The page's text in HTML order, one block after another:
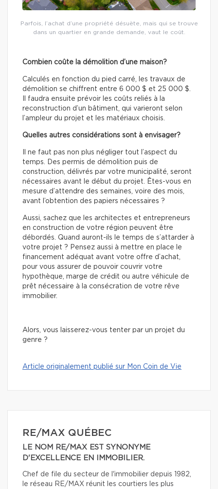
Parfois, l’achat d’une propriété désuète, mais qui se trouve
dans un quartier en grande demande, vaut le coût.
Combien coûte la démolition d’une maison?
Calculés en fonction du pied carré, les travaux de
démolition se chiffrent entre 6 000 $ et 25 000 $.
Il faudra ensuite prévoir les coûts reliés à la
reconstruction d’un bâtiment, qui varieront selon
l’ampleur du projet et les matériaux choisis.
Quelles autres considérations sont à envisager?
Il ne faut pas non plus négliger tout l’aspect du
temps. Des permis de démolition puis de
construction, délivrés par votre municipalité, seront
nécessaires avant le début du projet. Êtes-vous en
mesure d’attendre des semaines, voire des mois,
avant l’obtention des papiers nécessaires ?
Aussi, sachez que les architectes et entrepreneurs
en construction de votre région peuvent être
débordés. Quand auront-ils le temps de s’attarder à
votre projet ? Pensez aussi à mettre en place le
financement adéquat avant votre offre d’achat,
pour vous assurer de pouvoir couvrir votre
hypothèque, marge de crédit ou autre véhicule de
prêt nécessaire à la consécration de votre rêve
immobilier.
Alors, vous laisserez-vous tenter par un projet du
genre ?
Article originalement publié sur Mon Coin de Vie
RE/MAX QUÉBEC
LE NOM RE/MAX EST SYNONYME
D'EXCELLENCE EN IMMOBILIER.
Chef de file du secteur de l'immobilier depuis 1982,
le réseau RE/MAX réunit les courtiers les plus